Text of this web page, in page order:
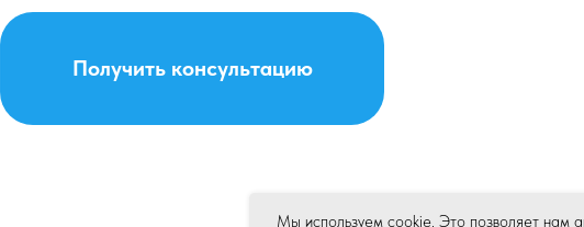
Получить консультацию
Мы используем cookie. Это позволяет нам